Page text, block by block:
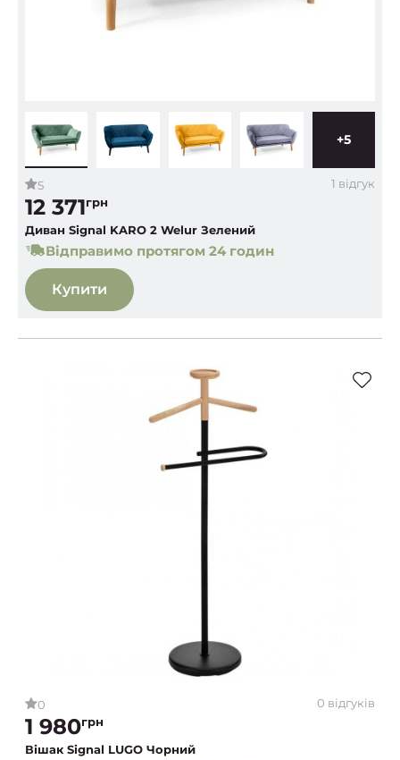
+5
5 1 відгук
12 371грн
Диван Signal KARO 2 Welur Зелений
Відправимо протягом 24 годин
Купити
0 0 відгуків
1 980грн
Вішак Signal LUGO Чорний